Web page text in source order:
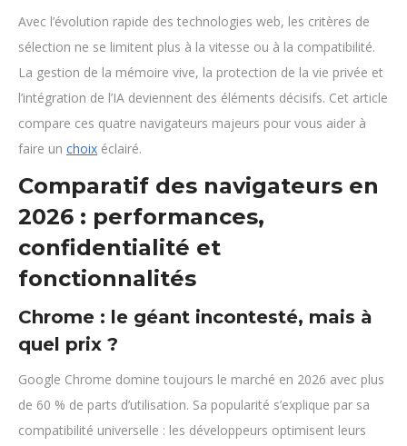
Avec l’évolution rapide des technologies web, les critères de
sélection ne se limitent plus à la vitesse ou à la compatibilité.
La gestion de la mémoire vive, la protection de la vie privée et
l’intégration de l’IA deviennent des éléments décisifs. Cet article
compare ces quatre navigateurs majeurs pour vous aider à
faire un choix éclairé.
Comparatif des navigateurs en
2026 : performances,
confidentialité et
fonctionnalités
Chrome : le géant incontesté, mais à
quel prix ?
Google Chrome domine toujours le marché en 2026 avec plus
de 60 % de parts d’utilisation. Sa popularité s’explique par sa
compatibilité universelle : les développeurs optimisent leurs